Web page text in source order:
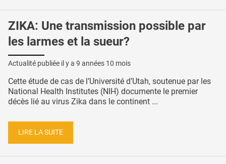
ZIKA: Une transmission possible par
les larmes et la sueur?
Actualité publiée il y a 9 années 10 mois
Cette étude de cas de l’Université d’Utah, soutenue par les
National Health Institutes (NIH) documente le premier
décès lié au virus Zika dans le continent ...
LIRE LA SUITE